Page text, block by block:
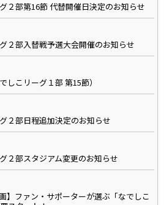
２部第16節 代替開催日決定のお知らせ
２部入替戦予選大会開催のお知らせ
しこリーグ１部 第15節）
２部日程追加決定のお知らせ
２部スタジアム変更のお知らせ
】ファン・サポーターが選ぶ「なでしこ